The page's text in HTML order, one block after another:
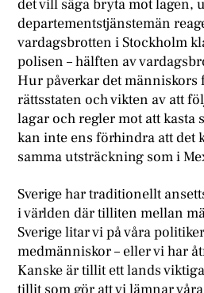
det vill säga bryta mot lagen,
departementstjänstemän
vardagsbrotten i Stockholm
polisen – hälften av
Hur påverkar det
rättsstaten och vikten av att
lagar och regler mot att kasta
kan inte ens förhindra att det
samma utsträckning som i
Sverige har traditionellt
i världen där tilliten mellan
Sverige litar vi på våra
medmänniskor – eller vi har
Kanske är tillit ett lands